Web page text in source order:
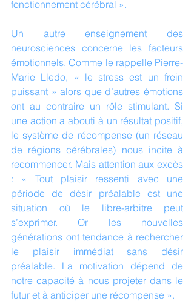
fonctionnement cérébral ».
Un autre enseignement des
neurosciences concerne les facteurs
émotionnels. Comme le rappelle Pierre-
Marie Lledo, « le stress est un frein
puissant » alors que d’autres émotions
ont au contraire un rôle stimulant. Si
une action a abouti à un résultat positif,
le système de récompense (un réseau
de régions cérébrales) nous incite à
recommencer. Mais attention aux excès
: « Tout plaisir ressenti avec une
période de désir préalable est une
situation où le libre-arbitre peut
s’exprimer. Or les nouvelles
générations ont tendance à rechercher
le plaisir immédiat sans désir
préalable. La motivation dépend de
notre capacité à nous projeter dans le
futur et à anticiper une récompense ».